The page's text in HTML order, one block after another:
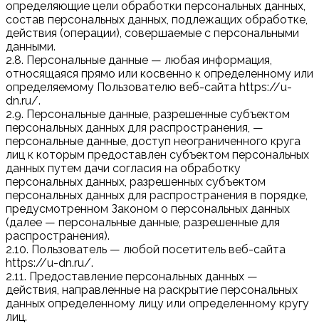
определяющие цели обработки персональных данных,
состав персональных данных, подлежащих обработке,
действия (операции), совершаемые с персональными
данными.
2.8. Персональные данные — любая информация,
относящаяся прямо или косвенно к определенному или
определяемому Пользователю веб-сайта https://u-
dn.ru/.
2.9. Персональные данные, разрешенные субъектом
персональных данных для распространения, —
персональные данные, доступ неограниченного круга
лиц к которым предоставлен субъектом персональных
данных путем дачи согласия на обработку
персональных данных, разрешенных субъектом
персональных данных для распространения в порядке,
предусмотренном Законом о персональных данных
(далее — персональные данные, разрешенные для
распространения).
2.10. Пользователь — любой посетитель веб-сайта
https://u-dn.ru/.
2.11. Предоставление персональных данных —
действия, направленные на раскрытие персональных
данных определенному лицу или определенному кругу
лиц.